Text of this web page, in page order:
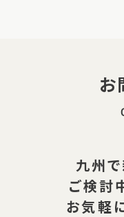
お
九州
ご検討
お気軽